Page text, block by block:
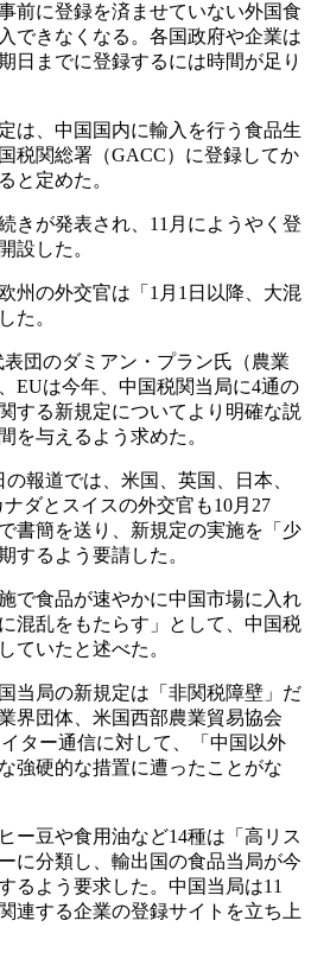
前に登録を済ませていない外国食
できなくなる。各国政府や企業は
日までに登録するには時間が足り
は、中国国内に輸入を行う食品生
税関総署（GACC）に登録してか
と定めた。
きが発表され、11月にようやく登
設した。
州の外交官は「1月1日以降、大混
た。
団のダミアン・プラン氏（農業
EUは今年、中国税関当局に4通の
する新規定についてより明確な説
を与えるよう求めた。
報道では、米国、英国、日本、
ダとスイスの外交官も10月27
書簡を送り、新規定の実施を「少
するよう要請した。
で食品が速やかに中国市場に入れ
混乱をもたらす」として、中国税
ていたと述べた。
当局の新規定は「非関税障壁」だ
界団体、米国西部農業貿易協会
ター通信に対して、「中国以外
強硬的な措置に遭ったことがな
ー豆や食用油など14種は「高リス
に分類し、輸出国の食品当局が今
るよう要求した。中国当局は11
連する企業の登録サイトを立ち上